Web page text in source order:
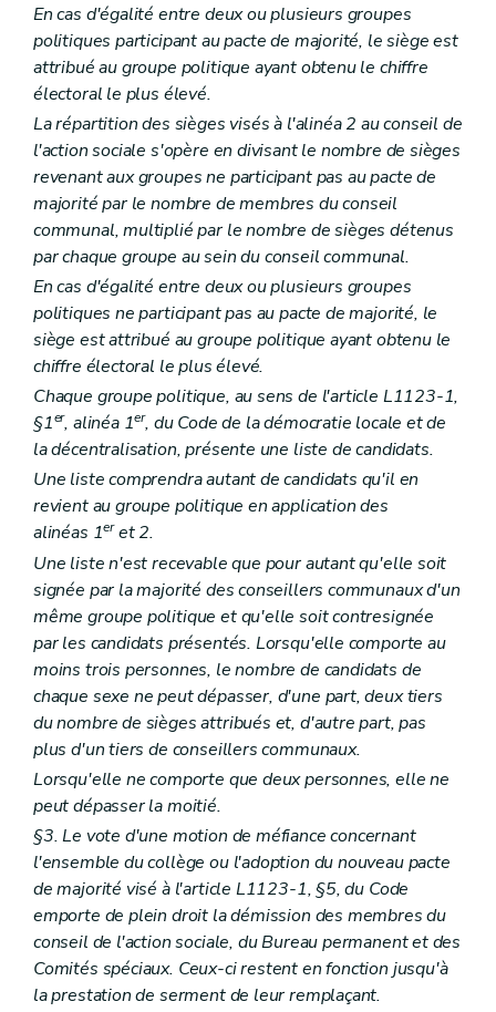
En cas d'égalité entre deux ou plusieurs groupes
politiques participant au pacte de majorité, le siège est
attribué au groupe politique ayant obtenu le chiffre
électoral le plus élevé.
La répartition des sièges visés à l'alinéa 2 au conseil de
l'action sociale s'opère en divisant le nombre de sièges
revenant aux groupes ne participant pas au pacte de
majorité par le nombre de membres du conseil
communal, multiplié par le nombre de sièges détenus
par chaque groupe au sein du conseil communal.
En cas d'égalité entre deux ou plusieurs groupes
politiques ne participant pas au pacte de majorité, le
siège est attribué au groupe politique ayant obtenu le
chiffre électoral le plus élevé.
Chaque groupe politique, au sens de l'article L1123-1,
§1er, alinéa 1er, du Code de la démocratie locale et de
la décentralisation, présente une liste de candidats.
Une liste comprendra autant de candidats qu'il en
revient au groupe politique en application des
alinéas 1eret 2.
Une liste n'est recevable que pour autant qu'elle soit
signée par la majorité des conseillers communaux d'un
même groupe politique et qu'elle soit contresignée
par les candidats présentés. Lorsqu'elle comporte au
moins trois personnes, le nombre de candidats de
chaque sexe ne peut dépasser, d'une part, deux tiers
du nombre de sièges attribués et, d'autre part, pas
plus d'un tiers de conseillers communaux.
Lorsqu'elle ne comporte que deux personnes, elle ne
peut dépasser la moitié.
§3. Le vote d'une motion de méfiance concernant
l'ensemble du collège ou l'adoption du nouveau pacte
de majorité visé à l'article L1123-1, §5, du Code
emporte de plein droit la démission des membres du
conseil de l'action sociale, du Bureau permanent et des
Comités spéciaux. Ceux-ci restent en fonction jusqu'à
la prestation de serment de leur remplaçant.